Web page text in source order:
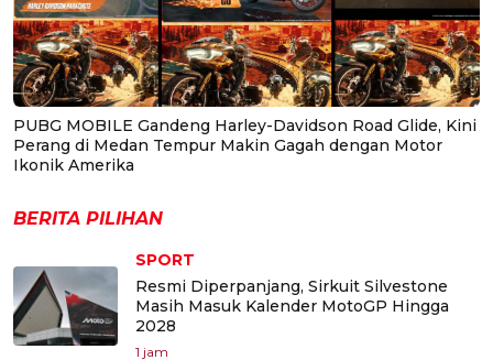
PUBG MOBILE Gandeng Harley-Davidson Road Glide, Kini
Perang di Medan Tempur Makin Gagah dengan Motor
Ikonik Amerika
BERITA PILIHAN
SPORT
Resmi Diperpanjang, Sirkuit Silvestone
Masih Masuk Kalender MotoGP Hingga
2028
1 jam